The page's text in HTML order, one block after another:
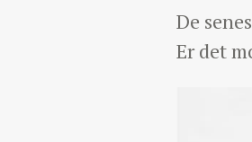
De
Er det